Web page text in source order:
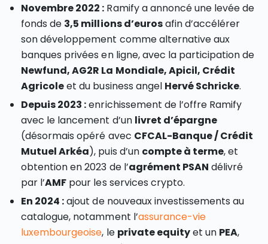
Novembre 2022 : Ramify a annoncé une levée de
fonds de 3,5 millions d’eurosafin d’accélérer
son développement comme alternative aux
banques privées en ligne, avec la participation de
Newfund, AG2R La Mondiale, Apicil, Crédit
Agricoleet du business angel Hervé Schricke.
Depuis 2023 :enrichissement de l’offre Ramify
avec le lancement d’un livret d’épargne
(désormais opéré avec CFCAL-Banque / Crédit
Mutuel Arkéa), puis d’un compte à terme, et
obtention en 2023 de l’agrément PSAN délivré
par l’AMF pour les services crypto.
En 2024 :ajout de nouveaux investissements au
catalogue, notamment l’assurance-vie
luxembourgeoise, le private equityet un PEA,